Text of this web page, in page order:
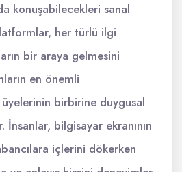
konuşabilecekleri sanal
her türlü ilgi
bir araya gelmesini
en önemli
birbirine duygusal
İnsanlar, bilgisayar ekranının
içlerini dökerken